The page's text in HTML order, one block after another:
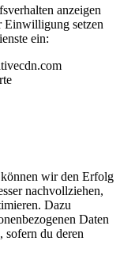
anzeigen
Einwilligung setzen
ein:
wir den Erfolg
nachvollziehen,
Dazu
Daten
sofern du deren